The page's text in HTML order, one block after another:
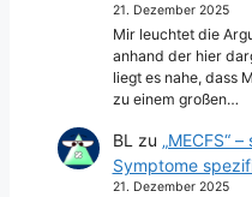
21. Dezember 2025
Mir leuchtet die
anhand der hier
liegt es nahe, dass
zu einem großen…
BL zu „MECFS“
Symptome
21. Dezember 2025